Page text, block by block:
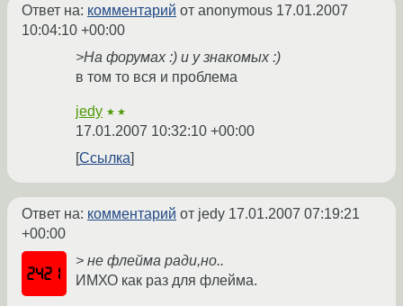
Ответ на: комментарий от anonymous 17.01.2007
10:04:10 +00:00
>На форумах :) и у знакомых :)
в том то вся и проблема
jedy ★★
17.01.2007 10:32:10 +00:00
Ссылка
Ответ на: комментарий от jedy 17.01.2007 07:19:21
+00:00
> не флейма ради,но..
ИМХО как раз для флейма.